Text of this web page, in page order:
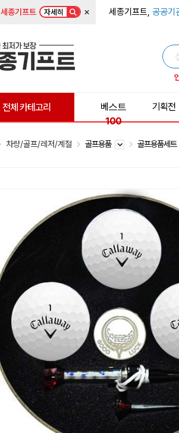
세종기프트 자세히 × 세종기프트, 공공기
전체 카테고리
베스트
100
기획전
차량/골프/레저/계절 골프용품 골프용품세